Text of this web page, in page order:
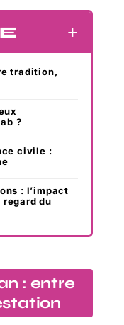
tradition,
?
civile :
: l’impact
du
: entre